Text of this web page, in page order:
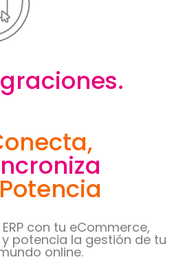
con tu eCommerce,
potencia la gestión de tu
online.